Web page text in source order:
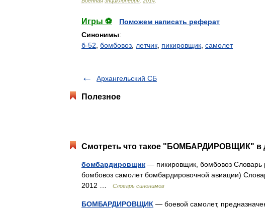
Игры ⚽
Поможем написать реферат
Синонимы:
б-52 бомбовоз летчик пикировщик самолет
Архангельский СБ
Полезное
Смотреть что такое "БОМБАРДИРОВЩИК" в
бомбардировщик — пикировщик, бомбовоз Словарь
бомбовоз самолет бомбардировочной авиации)
2012 …
Словарь синонимов
БОМБАРДИРОВЩИК — боевой самолет,